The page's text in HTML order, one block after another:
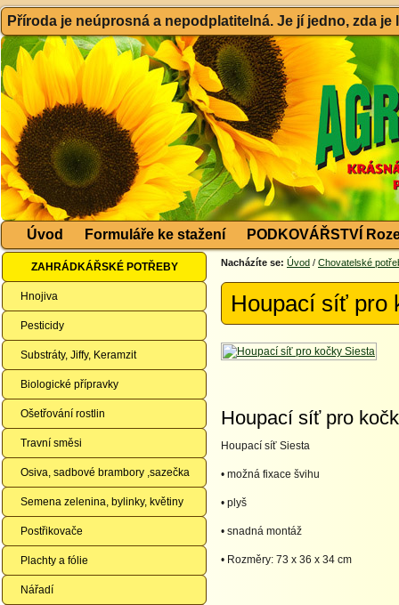
Příroda je neúprosná a nepodplatitelná. Je jí jedno, zda
Úvod Formuláře ke stažení PODKOVÁŘSTVÍ
ZAHRÁDKÁŘSKÉ POTŘEBY
Hnojiva
Pesticidy
Substráty, Jiffy, Keramzit
Biologické přípravky
Ošetřování rostlin
Travní směsi
Osiva, sadbové brambory ,sazečka
Semena zelenina, bylinky, květiny
Postřikovače
Plachty a fólie
Nářadí
Nacházíte se: Úvod / Chovatelské
Houpací síť pro
Houpací síť pro
Houpací síť Siesta
• možná fixace švihu
• plyš
• snadná montáž
• Rozměry: 73 x 36 x 34 cm